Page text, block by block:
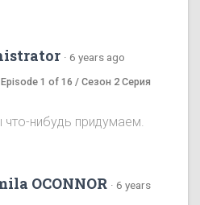
· 6 years ago
1 of 16 / Сезон 2 Серия
что-нибудь придумаем.
OCONNOR · 6 years